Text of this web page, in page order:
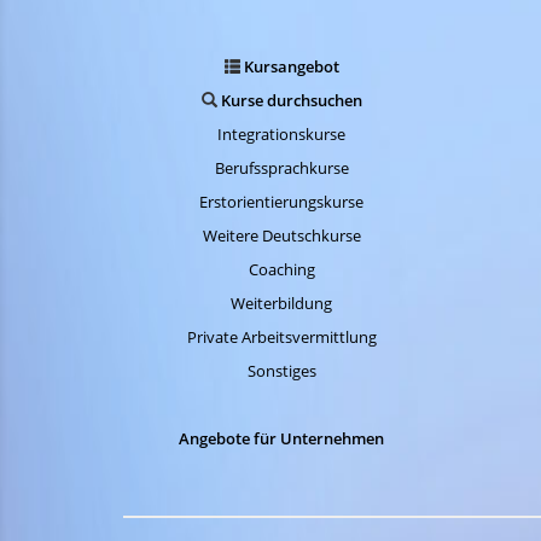
Kursangebot
Kurse durchsuchen
Integrationskurse
Berufssprachkurse
Erstorientierungskurse
Weitere Deutschkurse
Coaching
Weiterbildung
Private Arbeitsvermittlung
Sonstiges
Angebote für Unternehmen